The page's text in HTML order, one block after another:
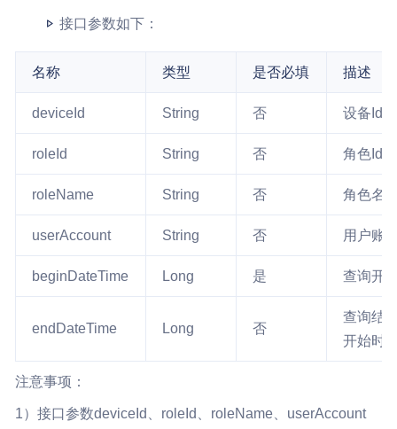
接口参数如下：
名称 类型 是否必填 描述
deviceId String 否 设备Id
roleId String 否 角色Id
roleName String 否 角色名
userAccount String 否 用户账
beginDateTime Long 是 查询开
endDateTime Long 否
查询结
开始时
注意事项：
1）接口参数deviceId、roleId、roleName、userAccount